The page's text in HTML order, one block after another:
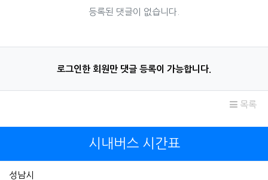
등록된 댓글이 없습니다.
로그인한 회원만 댓글 등록이 가능합니다.
목록
시내버스 시간표
성남시